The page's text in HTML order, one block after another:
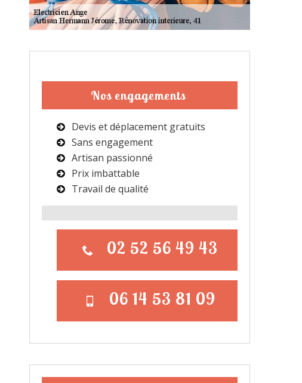
Nos engagements
Devis et déplacement gratuits
Sans engagement
Artisan passionné
Prix imbattable
Travail de qualité
02 52 56 49 43
06 14 53 81 09